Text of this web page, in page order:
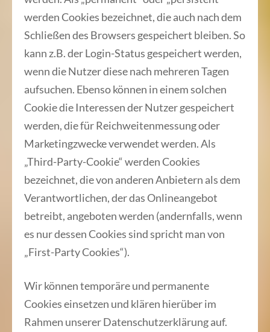
werden Cookies bezeichnet, die auch nach dem
Schließen des Browsers gespeichert bleiben. So
kann z.B. der Login-Status gespeichert werden,
wenn die Nutzer diese nach mehreren Tagen
aufsuchen. Ebenso können in einem solchen
Cookie die Interessen der Nutzer gespeichert
werden, die für Reichweitenmessung oder
Marketingzwecke verwendet werden. Als
„Third-Party-Cookie“ werden Cookies
bezeichnet, die von anderen Anbietern als dem
Verantwortlichen, der das Onlineangebot
betreibt, angeboten werden (andernfalls, wenn
es nur dessen Cookies sind spricht man von
„First-Party Cookies“).
Wir können temporäre und permanente
Cookies einsetzen und klären hierüber im
Rahmen unserer Datenschutzerklärung auf.